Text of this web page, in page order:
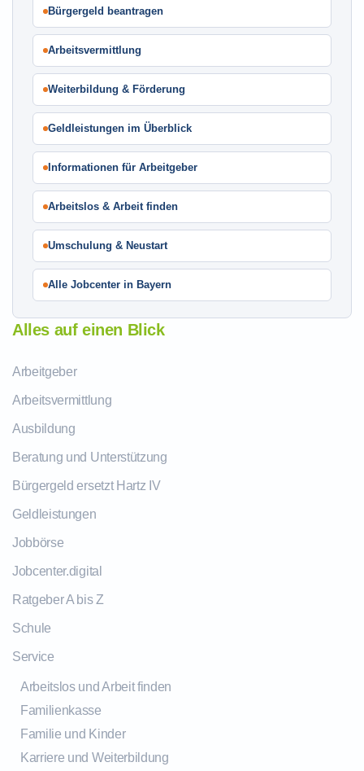
Bürgergeld beantragen
Arbeitsvermittlung
Weiterbildung & Förderung
Geldleistungen im Überblick
Informationen für Arbeitgeber
Arbeitslos & Arbeit finden
Umschulung & Neustart
Alle Jobcenter in Bayern
Alles auf einen Blick
Arbeitgeber
Arbeitsvermittlung
Ausbildung
Beratung und Unterstützung
Bürgergeld ersetzt Hartz IV
Geldleistungen
Jobbörse
Jobcenter.digital
Ratgeber A bis Z
Schule
Service
Arbeitslos und Arbeit finden
Familienkasse
Familie und Kinder
Karriere und Weiterbildung